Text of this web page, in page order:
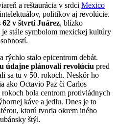
a reštaurácia v srdci Mexico
politikov aj revolúcie.
62 v štvrti Juárez, blízko
stále symbolom mexickej kultúry
rýchlo stalo epicentrom debát.
údajne plánovali revolúciu pred
sa tu v 50. rokoch. Neskôr ho
ako Octavio Paz či Carlos
bola centrom protivládnych
káve a jedlu. Dnes je to
ktorú tvoria okrem iného
štýl.